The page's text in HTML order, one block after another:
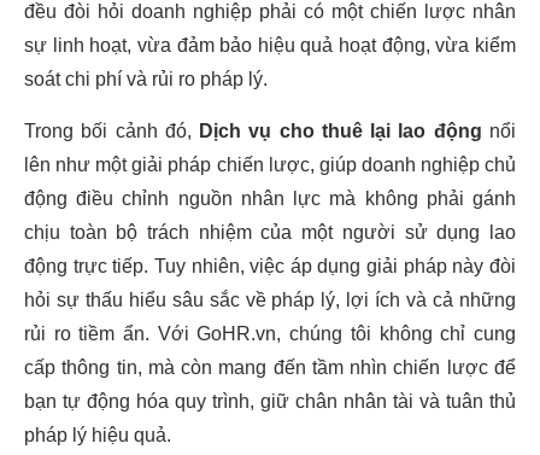
đều đòi hỏi doanh nghiệp phải có một chiến lược nhân
sự linh hoạt, vừa đảm bảo hiệu quả hoạt động, vừa kiểm
soát chi phí và rủi ro pháp lý.
Trong bối cảnh đó, Dịch vụ cho thuê lại lao động nổi
lên như một giải pháp chiến lược, giúp doanh nghiệp chủ
động điều chỉnh nguồn nhân lực mà không phải gánh
chịu toàn bộ trách nhiệm của một người sử dụng lao
động trực tiếp. Tuy nhiên, việc áp dụng giải pháp này đòi
hỏi sự thấu hiểu sâu sắc về pháp lý, lợi ích và cả những
rủi ro tiềm ẩn. Với GoHR.vn, chúng tôi không chỉ cung
cấp thông tin, mà còn mang đến tầm nhìn chiến lược để
bạn tự động hóa quy trình, giữ chân nhân tài và tuân thủ
pháp lý hiệu quả.